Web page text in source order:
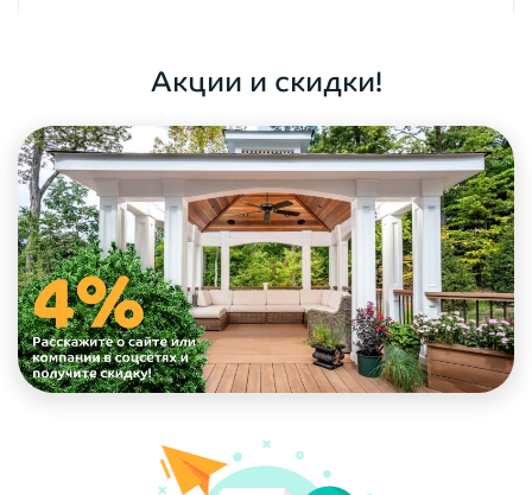
Акции и скидки!